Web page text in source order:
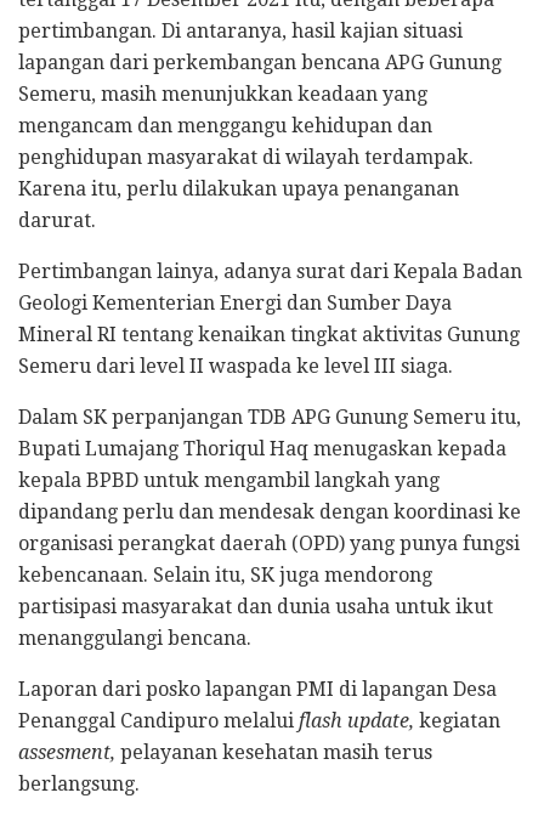
pertimbangan. Di antaranya, hasil kajian situasi
lapangan dari perkembangan bencana APG Gunung
Semeru, masih menunjukkan keadaan yang
mengancam dan menggangu kehidupan dan
penghidupan masyarakat di wilayah terdampak.
Karena itu, perlu dilakukan upaya penanganan
darurat.
Pertimbangan lainya, adanya surat dari Kepala Badan
Geologi Kementerian Energi dan Sumber Daya
Mineral RI tentang kenaikan tingkat aktivitas Gunung
Semeru dari level II waspada ke level III siaga.
Dalam SK perpanjangan TDB APG Gunung Semeru itu,
Bupati Lumajang Thoriqul Haq menugaskan kepada
kepala BPBD untuk mengambil langkah yang
dipandang perlu dan mendesak dengan koordinasi ke
organisasi perangkat daerah (OPD) yang punya fungsi
kebencanaan. Selain itu, SK juga mendorong
partisipasi masyarakat dan dunia usaha untuk ikut
menanggulangi bencana.
Laporan dari posko lapangan PMI di lapangan Desa
Penanggal Candipuro melalui flash update, kegiatan
assesment, pelayanan kesehatan masih terus
berlangsung.